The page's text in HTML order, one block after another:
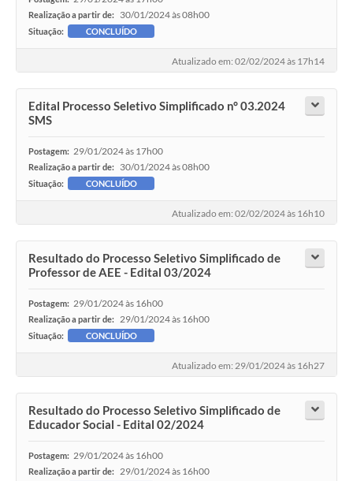
Realização a partir de: 30/01/2024 às 08h00
Situação: CONCLUÍDO
Atualizado em: 02/02/2024 às 17h14
Edital Processo Seletivo Simplificado n° 03.2024
SMS
Postagem: 29/01/2024 às 17h00
Realização a partir de: 30/01/2024 às 08h00
Situação: CONCLUÍDO
Atualizado em: 02/02/2024 às 16h10
Resultado do Processo Seletivo Simplificado de
Professor de AEE - Edital 03/2024
Postagem: 29/01/2024 às 16h00
Realização a partir de: 29/01/2024 às 16h00
Situação: CONCLUÍDO
Atualizado em: 29/01/2024 às 16h27
Resultado do Processo Seletivo Simplificado de
Educador Social - Edital 02/2024
Postagem: 29/01/2024 às 16h00
Realização a partir de: 29/01/2024 às 16h00